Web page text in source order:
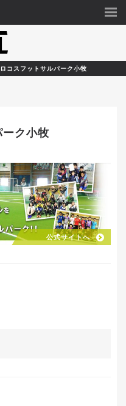
ロコスフットサルパーク小牧
ーク小牧
公式サイトへ